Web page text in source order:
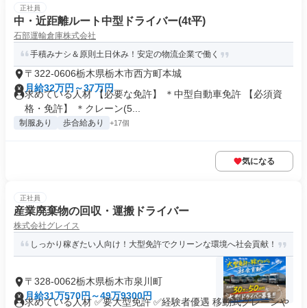
正社員
中・近距離ルート中型ドライバー(4t平)
石部運輸倉庫株式会社
手積みナシ＆原則土日休み！安定の物流企業で働く
〒322-0606栃木県栃木市西方町本城
月給32万円～37万円
求めている人材 【必要な免許】 ＊中型自動車免許 【必須資
格・免許】 ＊クレーン(5...
制服あり 歩合給あり +17個
気になる
正社員
産業廃棄物の回収・運搬ドライバー
株式会社グレイス
しっかり稼ぎたい人向け！大型免許でクリーンな環境へ社会貢献！
〒328-0062栃木県栃木市泉川町
月給31万570円～49万9300円
求めている人材 ✅要大型免許 ✅経験者優遇 移動式クレーンや